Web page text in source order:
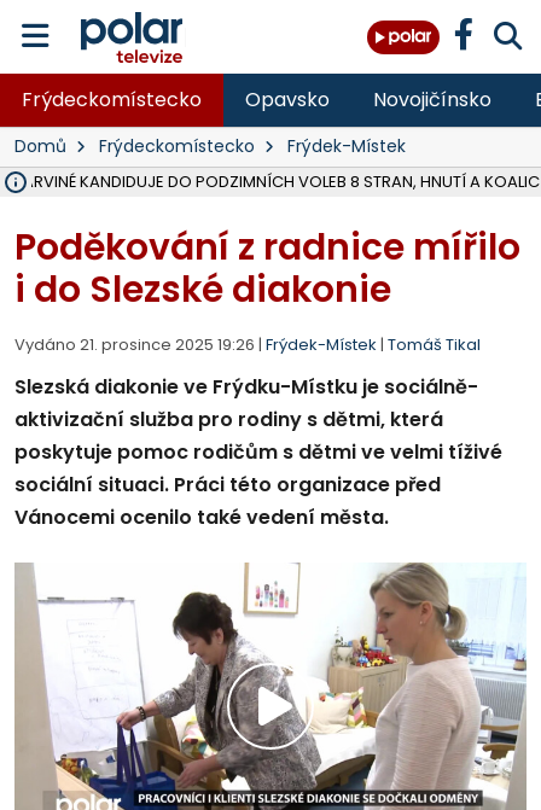
Frýdeckomístecko Opavsko Novojičínsko
Domů Frýdeckomístecko Frýdek-Místek
V KARVINÉ KANDIDUJE DO PODZIMNÍCH VOLEB 8 STRAN, HNUTÍ A KOALIC
Poděkování z radnice mířilo
i do Slezské diakonie
Vydáno 21. prosince 2025 19:26 | Frýdek-Místek | Tomáš Tikal
Slezská diakonie ve Frýdku-Místku je sociálně-
aktivizační služba pro rodiny s dětmi, která
poskytuje pomoc rodičům s dětmi ve velmi tíživé
sociální situaci. Práci této organizace před
Vánocemi ocenilo také vedení města.
Přehrát
video